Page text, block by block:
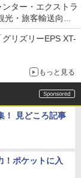
ター・エクストラ
光・旅客輸送向け
リズリーEPS XT-
もっと見る
！ 見どころ記事
！ポケットに入